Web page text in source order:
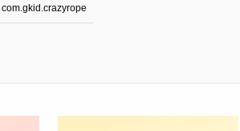
com.gkid.crazyrope